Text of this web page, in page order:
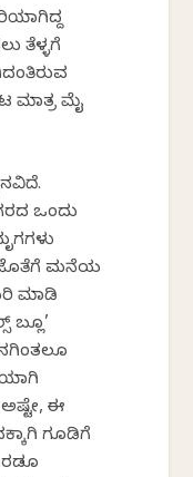
ತೆಳ್ಳಗೆ
ಮಾತ್ರ ಮೈ
ಒಂದು
ಜೊತೆಗೆ ಮನೆಯ
ಮಾಡಿ
ಬ್ಲೂ’
ಈ
ಗೂಡಿಗೆ